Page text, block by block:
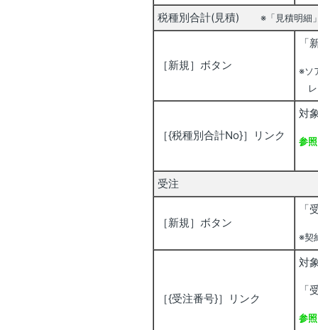
税種別合計(見積)※「見積明細
［新規］ボタン
「
※ソ
レ
［{税種別合計No}］リンク
対
参照
受注
［新規］ボタン
「
※契
［{受注番号}］リンク
対
「
参照